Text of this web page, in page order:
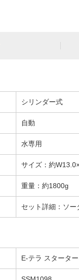
シリンダー式
自動
水専用
サイズ：約
重量：約1800g
セット詳細：ソ
E-テラ スタータ